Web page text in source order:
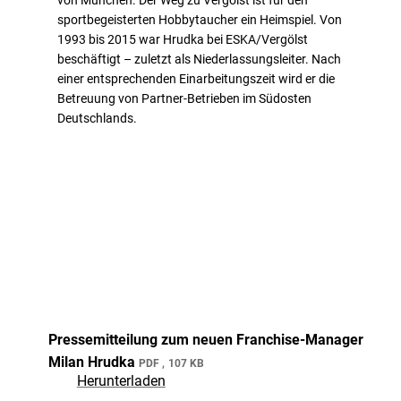
sportbegeisterten Hobbytaucher ein Heimspiel. Von
1993 bis 2015 war Hrudka bei ESKA/Vergölst
beschäftigt – zuletzt als Niederlassungsleiter. Nach
einer entsprechenden Einarbeitungszeit wird er die
Betreuung von Partner-Betrieben im Südosten
Deutschlands.
Pressemitteilung zum neuen Franchise-Manager
Milan Hrudka PDF 107 KB
Herunterladen